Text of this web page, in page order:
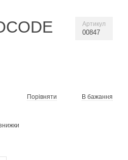
Артикул
00847
Порівняти В бажання